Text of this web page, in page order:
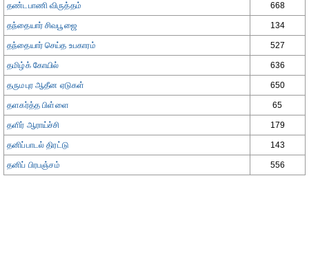
தண்டபாணி விருத்தம் 668
தந்தையார் சிவபூஜை 134
தந்தையார் செய்த உபகாரம் 527
தமிழ்க் கோயில் 636
தருமபுர ஆதீன ஏடுகள் 650
தளகர்த்த பிள்ளை 65
தளிர் ஆராய்ச்சி 179
தனிப்பாடல் திரட்டு 143
தனிப் பிரபஞ்சம் 556